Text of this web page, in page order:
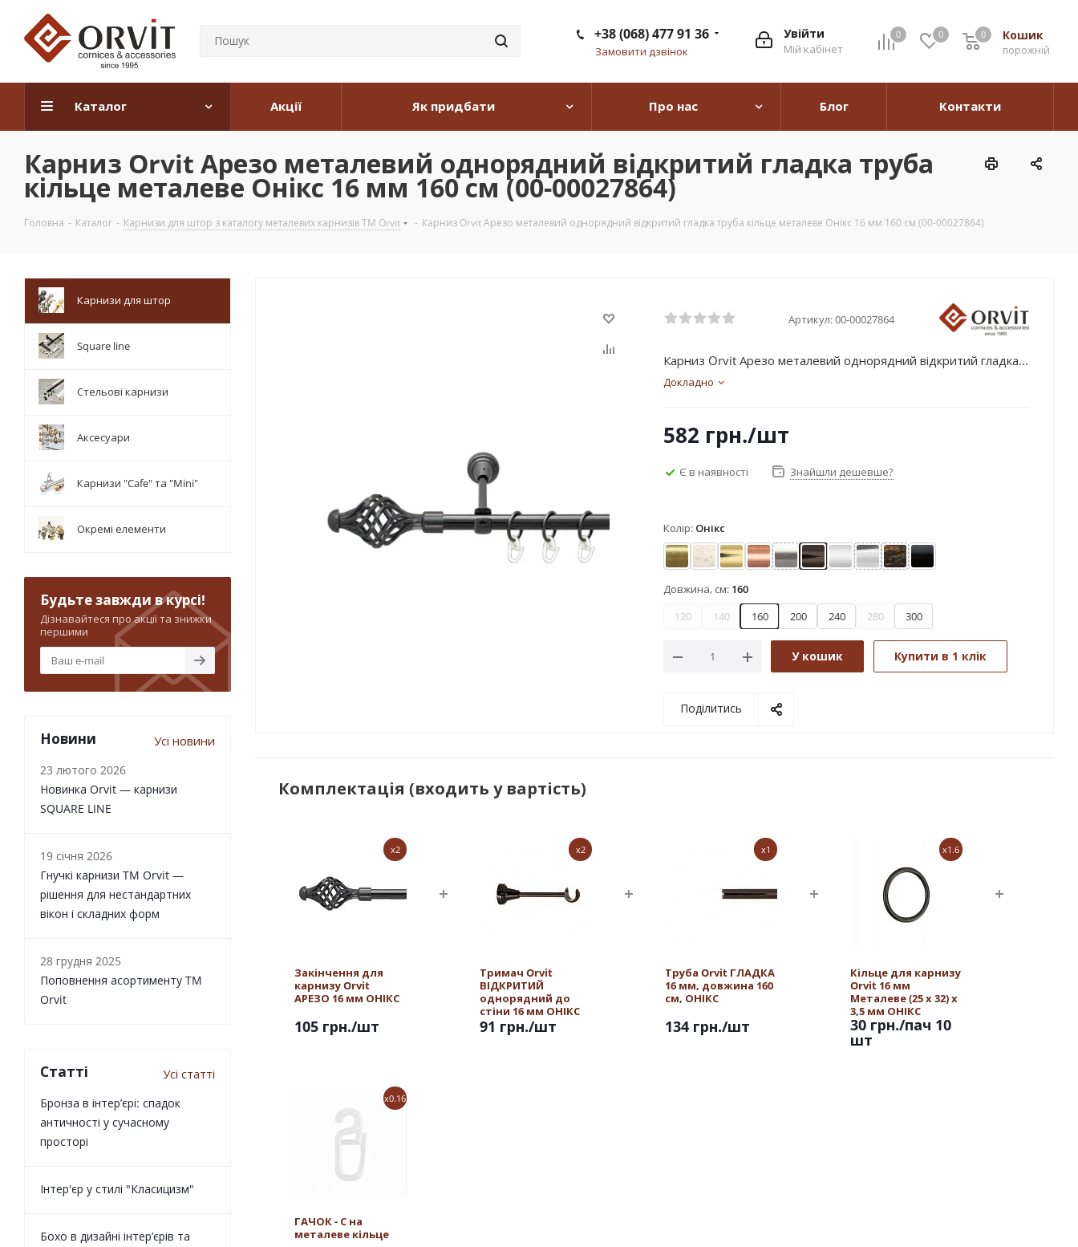
0 0 Кошик
0
порожній
0
Увійти
Мій кабінет
+38 (068) 477 91 36
Замовити дзвінок
Каталог Акції Як придбати Про нас Блог Контакти
Карниз Orvit Арезо металевий однорядний відкритий гладка труба
кільце металеве Онікс 16 мм 160 см (00-00027864)
Головна - Каталог - Карнизи для штор з каталогу металевих карнизів TM Orvit - Карниз Orvit Арезо металевий однорядний відкритий гладка труба кільце металеве Онікс 16 мм 160 см (00-00027864)
Артикул:00-00027864
Карниз Orvit Арезо металевий однорядний відкритий гладка...
Докладно
582 грн./шт
Є в наявності Знайшли дешевше?
Колір: Онікс
АнтикБіле золото
ЗолотоМідьНержавіюча сталь
ОніксСатинХромЧорне золото
Чорний оксамит
Довжина, см: 160
120
140 160 200 240 280 300
У кошик Купити в 1 клік
Поділитись
Комплектація (входить у вартість)
x2
Закінчення для
карнизу Orvit
АРЕЗО 16 мм ОНІКС
105 грн./шт
x2
Тримач Orvit
ВІДКРИТИЙ
однорядний до
стіни 16 мм ОНІКС
91 грн./шт
x1
Труба Orvit ГЛАДКА
16 мм, довжина 160
см, ОНІКС
134 грн./шт
x1.6
Кільце для карнизу
Orvit 16 мм
Металеве (25 х 32) х
3,5 мм ОНІКС
30 грн./пач 10
шт
x0.16
ГАЧОК - С на
металеве кільце
Карнизи для штор
Square line
Стельові карнизи
Аксесуари
Карнизи "Cafe" та "Mini"
Окремі елементи
Будьте завжди в курсі!
Дізнавайтеся про акції та знижки
першими
Новини Усі новини
23 лютого 2026
Новинка Orvit — карнизи
SQUARE LINE
19 січня 2026
Гнучкі карнизи TM Orvit —
рішення для нестандартних
вікон і складних форм
28 грудня 2025
Поповнення асортименту TM
Orvit
Статті Усі статті
Бронза в інтер’єрі: спадок
античності у сучасному
просторі
Інтер'єр у стилі "Класицизм"
Бохо в дизайні інтер’єрів та